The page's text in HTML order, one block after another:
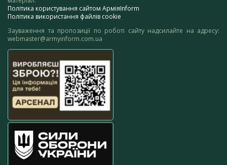
Політика користування сайтом АрміяInform
Політика використання файлів cookie
Зауваження та пропозиції по роботі сайту надсилайте на адресу:
webmaster@armyinform.com.ua